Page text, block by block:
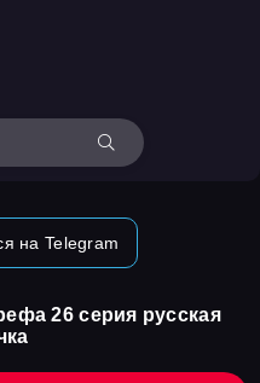
на Telegram
26 серия русская